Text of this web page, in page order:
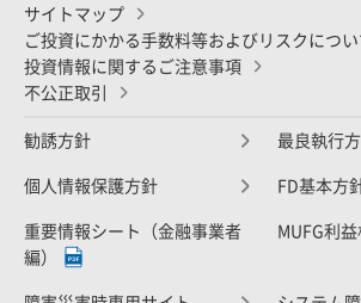
サイトマップ
ご投資にかかる手数料等およびリスクについ
投資情報に関するご注意事項
不公正取引
勧誘方針 最良執行
個人情報保護方針 FD基本方
重要情報シート（金融事業者
編）
MUFG利